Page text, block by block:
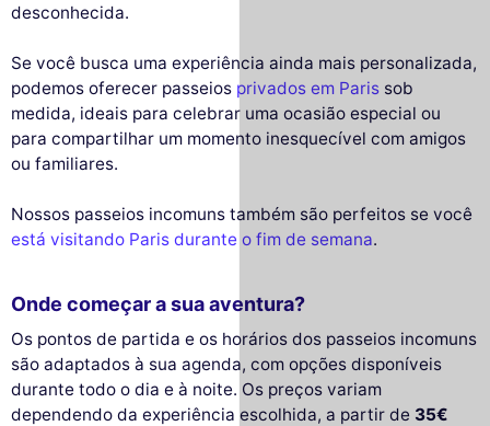
desconhecida.
Se você busca uma experiência ainda mais personalizada,
podemos oferecer passeios privados em Paris sob
medida, ideais para celebrar uma ocasião especial ou
para compartilhar um momento inesquecível com amigos
ou familiares.
Nossos passeios incomuns também são perfeitos se você
está visitando Paris durante o fim de semana.
Onde começar a sua aventura?
Os pontos de partida e os horários dos passeios incomuns
são adaptados à sua agenda, com opções disponíveis
durante todo o dia e à noite. Os preços variam
dependendo da experiência escolhida, a partir de 35€